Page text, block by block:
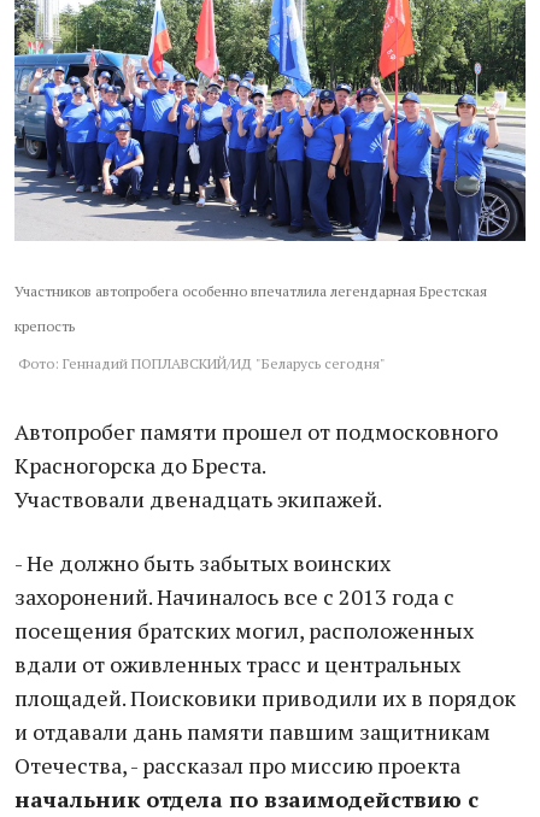
Участников автопробега особенно впечатлила легендарная Брестская
крепость
Фото: Геннадий ПОПЛАВСКИЙ/ИД "Беларусь сегодня"
Автопробег памяти прошел от подмосковного
Красногорска до Бреста.
Участвовали двенадцать экипажей.
- Не должно быть забытых воинских
захоронений. Начиналось все с 2013 года с
посещения братских могил, расположенных
вдали от оживленных трасс и центральных
площадей. Поисковики приводили их в порядок
и отдавали дань памяти павшим защитникам
Отечества, - рассказал про миссию проекта
начальник отдела по взаимодействию с